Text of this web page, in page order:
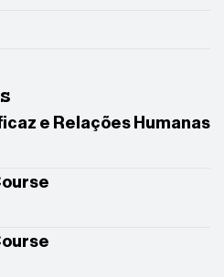
e Relações Humanas